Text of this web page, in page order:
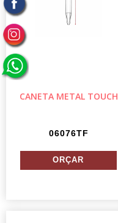
CANETA METAL TOUCH
06076TF